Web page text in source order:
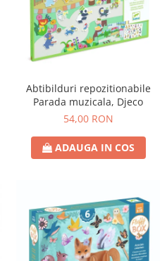
Abtibilduri repozitionabile
Parada muzicala, Djeco
54,00 RON
ADAUGA IN COS